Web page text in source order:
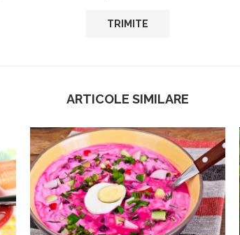
ARTICOLE SIMILARE